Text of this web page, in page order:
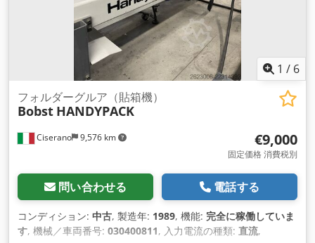
1 / 6
Ciserano 9,576 km
フォルダーグルア（貼箱機）
Bobst HANDYPACK
€9,000
固定価格 消費税別
問い合わせる 電話する
コンディション: 中古, 製造年: 1989, 機能: 完全に稼働していま
す, 機械／車両番号: 030400811, 入力電流の種類: 直流,